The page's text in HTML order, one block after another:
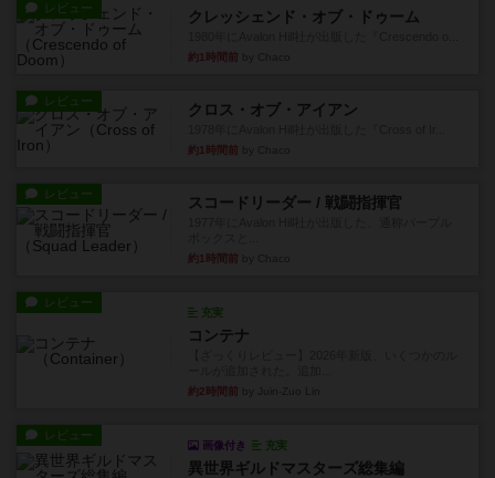
レビュー クレッシェンド・オブ・ドゥーム
約1時間前
レビュー クロス・オブ・アイアン
約1時間前
レビュー スコードリーダー / 戦闘指揮官
約1時間前
レビュー
充実
コンテナ
約2時間前
レビュー
画像付き 充実
異世界ギルドマスターズ総集編